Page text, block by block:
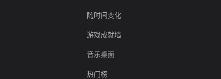
随时间变化
游戏成就墙
音乐桌面
热门榜